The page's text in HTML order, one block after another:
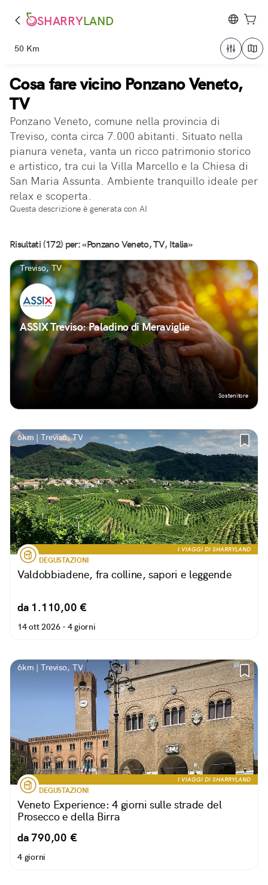
SHARRYLAND
50 Km
Cosa fare vicino Ponzano Veneto,
TV
Ponzano Veneto, comune nella provincia di
Treviso, conta circa 7.000 abitanti. Situato nella
pianura veneta, vanta un ricco patrimonio storico
e artistico, tra cui la Villa Marcello e la Chiesa di
San Maria Assunta. Ambiente tranquillo ideale per
relax e scoperta.
Questa descrizione è generata con AI
Risultati (172) per: «Ponzano Veneto, TV, Italia»
Treviso, TV
ASSIX Treviso: Paladino di Meraviglie
Sostenitore
6km | Treviso, TV
I VIAGGI DI SHARRYLAND
DEGUSTAZIONI
Valdobbiadene, fra colline, sapori e leggende
da 1.110,00 €
14 ott 2026 - 4 giorni
6km | Treviso, TV
I VIAGGI DI SHARRYLAND
DEGUSTAZIONI
Veneto Experience: 4 giorni sulle strade del
Prosecco e della Birra
da 790,00 €
4 giorni